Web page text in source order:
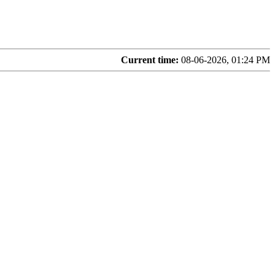
Current time: 08-06-2026, 01:24 PM